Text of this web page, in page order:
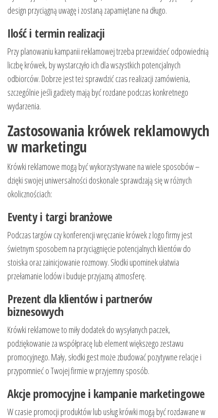
design przyciągną uwagę i zostaną zapamiętane na długo.
Ilość i termin realizacji
Przy planowaniu kampanii reklamowej trzeba przewidzieć odpowiednią
liczbę krówek, by wystarczyło ich dla wszystkich potencjalnych
odbiorców. Dobrze jest też sprawdzić czas realizacji zamówienia,
szczególnie jeśli gadżety mają być rozdane podczas konkretnego
wydarzenia.
Zastosowania krówek reklamowych
w marketingu
Krówki reklamowe mogą być wykorzystywane na wiele sposobów –
dzięki swojej uniwersalności doskonale sprawdzają się w różnych
okolicznościach:
Eventy i targi branżowe
Podczas targów czy konferencji wręczanie krówek z logo firmy jest
świetnym sposobem na przyciągnięcie potencjalnych klientów do
stoiska oraz zainicjowanie rozmowy. Słodki upominek ułatwia
przełamanie lodów i buduje przyjazną atmosferę.
Prezent dla klientów i partnerów
biznesowych
Krówki reklamowe to miły dodatek do wysyłanych paczek,
podziękowanie za współpracę lub element większego zestawu
promocyjnego. Mały, słodki gest może zbudować pozytywne relacje i
przypomnieć o Twojej firmie w przyjemny sposób.
Akcje promocyjne i kampanie marketingowe
W czasie promocji produktów lub usług krówki mogą być rozdawane w